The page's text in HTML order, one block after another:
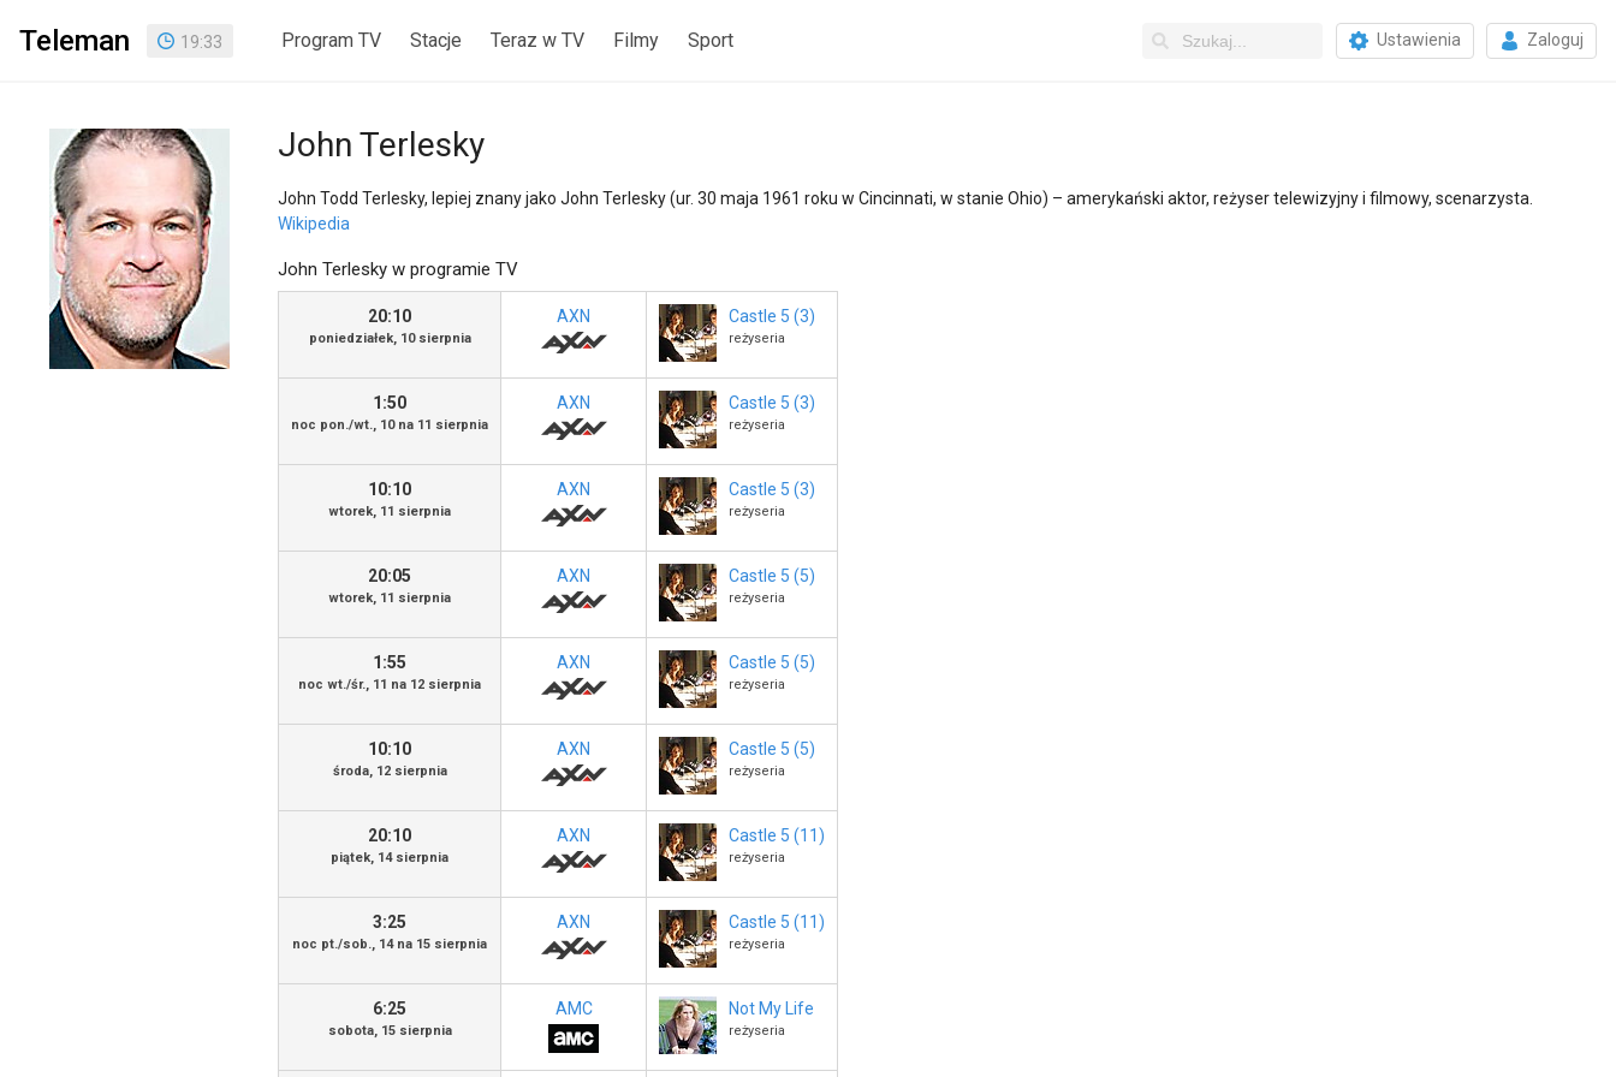
Teleman 19:33 Program TV Stacje Teraz w TV Filmy Sport Ustawienia Zaloguj
John Terlesky
John Todd Terlesky, lepiej znany jako John Terlesky (ur. 30 maja 1961 roku w Cincinnati, w stanie Ohio) – amerykański aktor, reżyser telewizyjny i filmowy, scenarzysta.
Wikipedia
John Terlesky w programie TV
20:10
poniedziałek, 10 sierpnia
AXN Castle 5 (3)
reżyseria
1:50
noc pon./wt., 10 na 11 sierpnia
AXN Castle 5 (3)
reżyseria
10:10
wtorek, 11 sierpnia
AXN Castle 5 (3)
reżyseria
20:05
wtorek, 11 sierpnia
AXN Castle 5 (5)
reżyseria
1:55
noc wt./śr., 11 na 12 sierpnia
AXN Castle 5 (5)
reżyseria
10:10
środa, 12 sierpnia
AXN Castle 5 (5)
reżyseria
20:10
piątek, 14 sierpnia
AXN Castle 5 (11)
reżyseria
3:25
noc pt./sob., 14 na 15 sierpnia
AXN Castle 5 (11)
reżyseria
6:25
sobota, 15 sierpnia
AMC Not My Life
reżyseria